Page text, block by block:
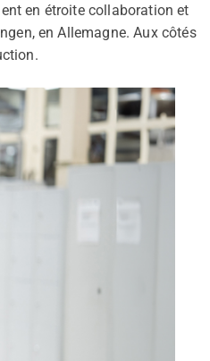
en étroite collaboration et
en Allemagne. Aux côtés